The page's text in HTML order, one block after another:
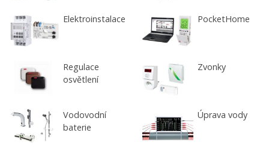
Elektroinstalace PocketHome
Regulace
osvětlení
Zvonky
Vodovodní
baterie
Úprava vody